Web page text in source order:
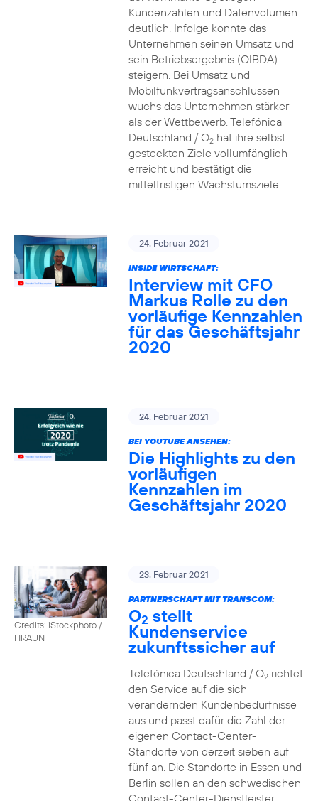
Kundenzahlen und Datenvolumen
deutlich. Infolge konnte das
Unternehmen seinen Umsatz und
sein Betriebsergebnis (OIBDA)
steigern. Bei Umsatz und
Mobilfunkvertragsanschlüssen
wuchs das Unternehmen stärker
als der Wettbewerb. Telefónica
Deutschland / O2hat ihre selbst
gesteckten Ziele vollumfänglich
erreicht und bestätigt die
mittelfristigen Wachstumsziele.
24. Februar 2021
INSIDE WIRTSCHAFT:
Interview mit CFO
Markus Rolle zu den
vorläufige Kennzahlen
für das Geschäftsjahr
2020
24. Februar 2021
BEI YOUTUBE ANSEHEN:
Die Highlights zu den
vorläufigen
Kennzahlen im
Geschäftsjahr 2020
Credits: iStockphoto /
HRAUN
23. Februar 2021
PARTNERSCHAFT MIT TRANSCOM:
O2 stellt
Kundenservice
zukunftssicher auf
Telefónica Deutschland / O2richtet
den Service auf die sich
verändernden Kundenbedürfnisse
aus und passt dafür die Zahl der
eigenen Contact-Center-
Standorte von derzeit sieben auf
fünf an. Die Standorte in Essen und
Berlin sollen an den schwedischen
Contact-Center-Dienstleister